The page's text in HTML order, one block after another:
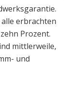
erbrachten
Prozent.
mittlerweile,
und